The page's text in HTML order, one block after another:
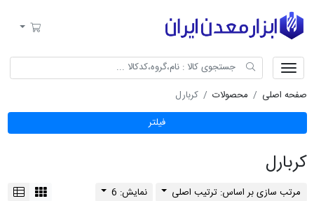
سبد خرید
صفحه اصلی محصولات
کربارل
فیلتر
کربارل
مرتب سازی بر اساس: ترتیب اصلی نمایش: 6